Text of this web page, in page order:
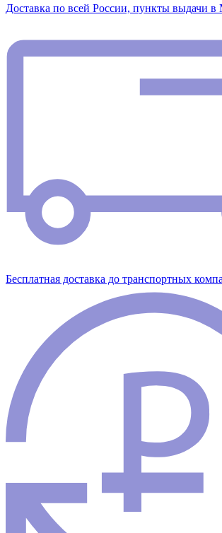
Доставка по всей России, пункты выдачи в
Бесплатная доставка до транспортных